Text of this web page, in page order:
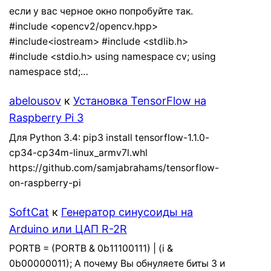
если у вас черное окно попробуйте так.
#include <opencv2/opencv.hpp>
#include<iostream> #include <stdlib.h>
#include <stdio.h> using namespace cv; using
namespace std;…
abelousovк Установка TensorFlow на
Raspberry Pi 3
Для Python 3.4: pip3 install tensorflow-1.1.0-
cp34-cp34m-linux_armv7l.whl
https://github.com/samjabrahams/tensorflow-
on-raspberry-pi
SoftCat к Генератор синусоиды на
Arduino или ЦАП R-2R
PORTB = (PORTB & 0b11100111) | (i &
0b00000011); А почему Вы обнуляете биты 3 и